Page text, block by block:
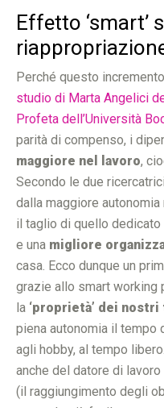
Effetto ‘smart’
Perché questo
studio di Marta Angelici
Profeta dell’Università
parità di compenso, i
maggiore nel lavoro,
Secondo le due
dalla maggiore autonomia
il taglio di quello
e una migliore
casa. Ecco dunque un
grazie allo smart working
la ‘proprietà’ dei
piena autonomia il tempo
agli hobby, al tempo
anche del datore di
(il raggiungimento degli